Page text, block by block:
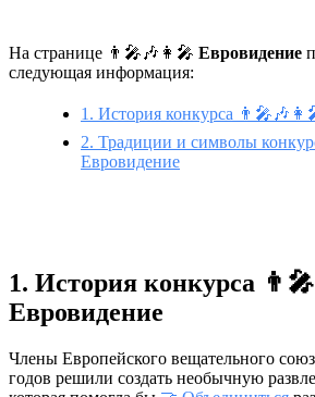
На странице 👨‍🎤🎶👩‍🎤 Евровидение
следующая информация:
1. История конкурса
2. Традиции и символы
Евровидение
1. История конкурса
Евровидение
Члены Европейского вещательного
годов решили создать необычную